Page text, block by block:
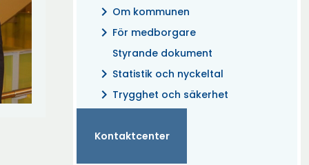
chevron_right Om kommunen
chevron_right För medborgare
Styrande dokument
chevron_right Statistik och nyckeltal
chevron_right Trygghet och säkerhet
Kontaktcenter